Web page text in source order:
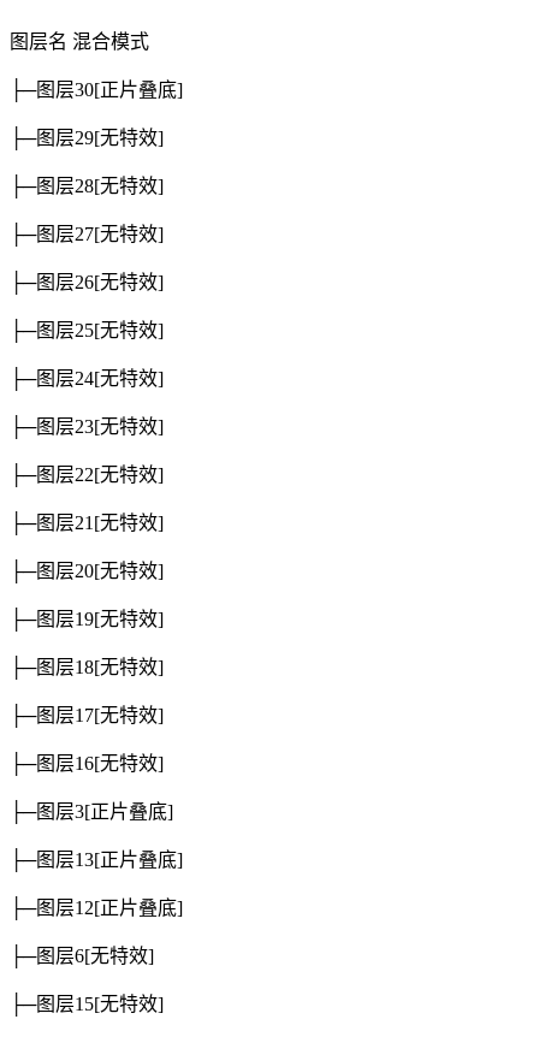
图层名 混合模式
├─图层30[正片叠底]
├─图层29[无特效]
├─图层28[无特效]
├─图层27[无特效]
├─图层26[无特效]
├─图层25[无特效]
├─图层24[无特效]
├─图层23[无特效]
├─图层22[无特效]
├─图层21 [无特效]
├─图层20[无特效]
├─图层19[无特效]
├─图层18[无特效]
├─图层17[无特效]
├─图层16[无特效]
├─图层3[正片叠底]
├─图层13[正片叠底]
├─图层12[正片叠底]
├─图层6[无特效]
├─图层15[无特效]